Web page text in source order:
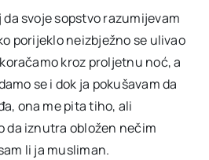
svoje sopstvo razumijevam
porijeklo neizbježno se ulivao
kroz proljetnu noć, a
se i dok ja pokušavam da
ona me pita tiho, ali
da iznutra obložen nečim
li ja musliman.